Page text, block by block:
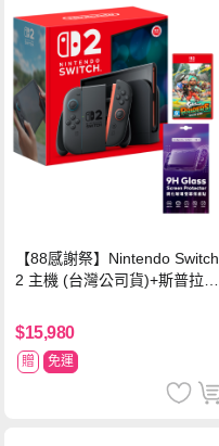
【88感謝祭】Nintendo Switch
2 主機 (台灣公司貨)+斯普拉遁
$15,980
贈 免運